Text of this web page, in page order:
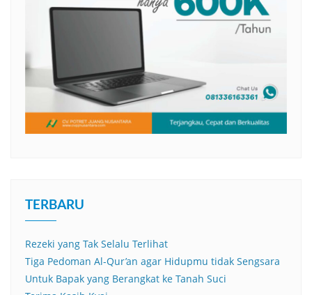
TERBARU
Rezeki yang Tak Selalu Terlihat
Tiga Pedoman Al-Qur’an agar Hidupmu tidak Sengsara
Untuk Bapak yang Berangkat ke Tanah Suci